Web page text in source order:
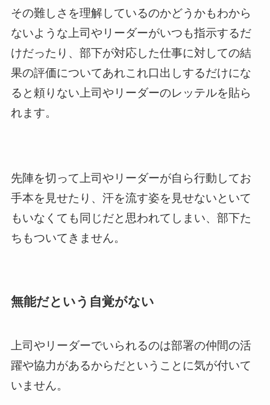
その難しさを理解しているのかどうかもわから
ないような上司やリーダーがいつも指示するだ
けだったり、部下が対応した仕事に対しての結
果の評価についてあれこれ口出しするだけにな
ると頼りない上司やリーダーのレッテルを貼ら
れます。
先陣を切って上司やリーダーが自ら行動してお
手本を見せたり、汗を流す姿を見せないといて
もいなくても同じだと思われてしまい、部下た
ちもついてきません。
無能だという自覚がない
上司やリーダーでいられるのは部署の仲間の活
躍や協力があるからだということに気が付いて
いません。